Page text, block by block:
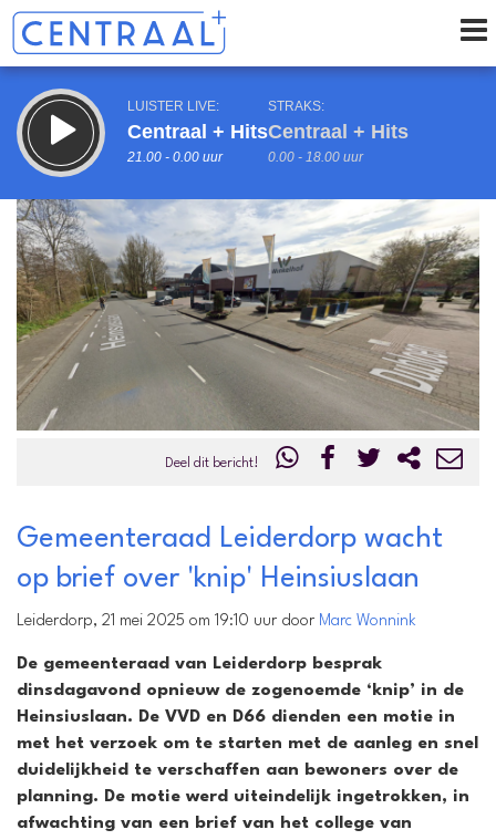
LUISTER LIVE:
Centraal + Hits
21.00 - 0.00 uur
STRAKS:
Centraal + Hits
0.00 - 18.00 uur
Vorig uur uur 1 van 0 Volgend uur
Inklappen
Deel dit bericht!
Gemeenteraad Leiderdorp wacht
op brief over 'knip' Heinsiuslaan
Leiderdorp, 21 mei 2025 om 19:10 uur door Marc Wonnink
De gemeenteraad van Leiderdorp besprak
dinsdagavond opnieuw de zogenoemde ‘knip’ in de
Heinsiuslaan. De VVD en D66 dienden een motie in
met het verzoek om te starten met de aanleg en snel
duidelijkheid te verschaffen aan bewoners over de
planning. De motie werd uiteindelijk ingetrokken, in
afwachting van een brief van het college van